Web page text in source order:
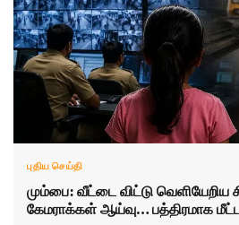
புதிய செய்தி
மும்பை: வீட்டை விட்டு வெளியேறிய
கேமராக்கள் ஆய்வு… பத்திரமாக